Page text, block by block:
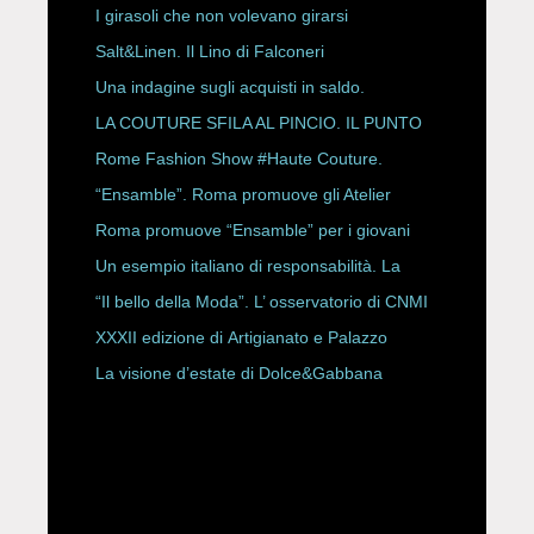
ESPY Awards 2026
I girasoli che non volevano girarsi
Salt&Linen. Il Lino di Falconeri
Una indagine sugli acquisti in saldo.
LA COUTURE SFILA AL PINCIO. IL PUNTO
CON ALESSANDRO ONORATO E
ROBERTA ANGELILLI
Rome Fashion Show #Haute Couture.
“Ensamble”. Roma promuove gli Atelier
Storici
Roma promuove “Ensamble” per i giovani
Un esempio italiano di responsabilità. La
Rete Slow Fiber
“Il bello della Moda”. L’ osservatorio di CNMI
XXXII edizione di Artigianato e Palazzo
La visione d’estate di Dolce&Gabbana